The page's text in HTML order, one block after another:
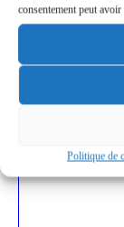
consentement peut
Politique de